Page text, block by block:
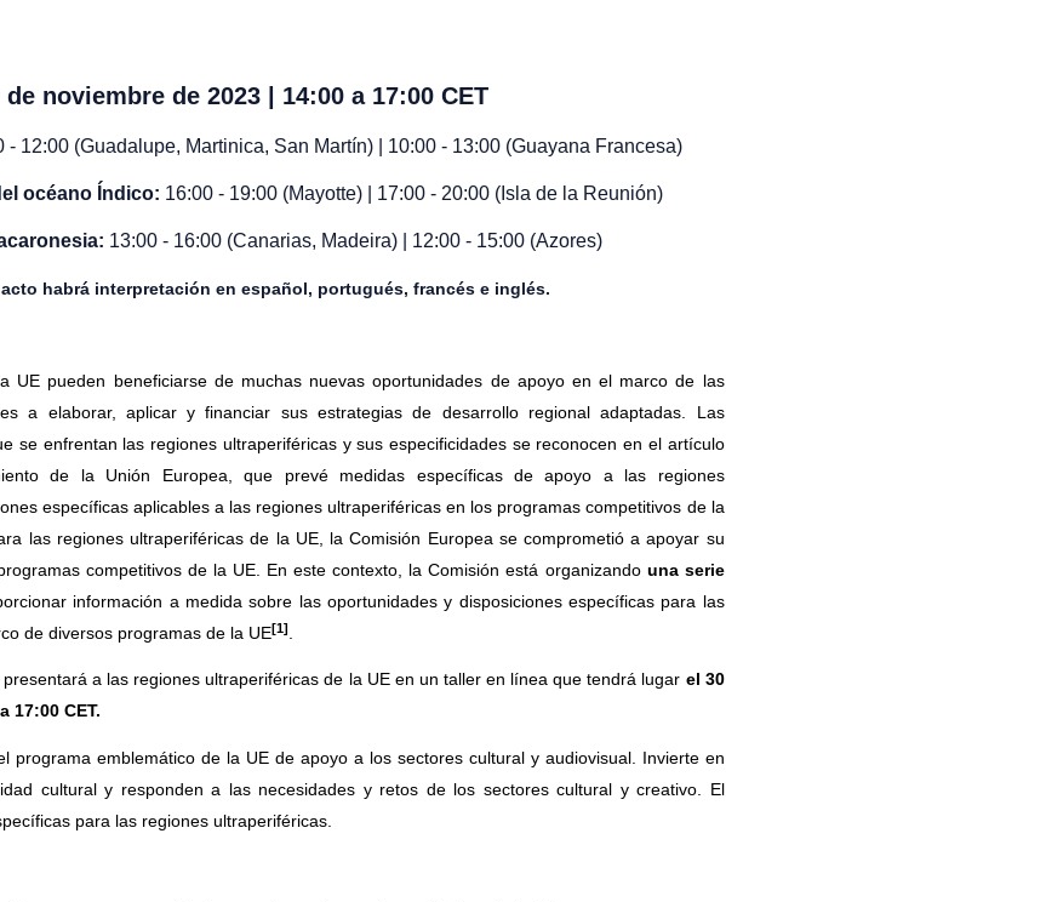
de noviembre de 2023 | 14:00 a 17:00 CET
- 12:00 (Guadalupe, Martinica, San Martín) | 10:00 - 13:00 (Guayana Francesa)
océano Índico: 16:00 - 19:00 (Mayotte) | 17:00 - 20:00 (Isla de la Reunión)
13:00 - 16:00 (Canarias, Madeira) | 12:00 - 15:00 (Azores)
habrá interpretación en español, portugués, francés e inglés.
UE pueden beneficiarse de muchas nuevas oportunidades de apoyo en el marco de las
a elaborar, aplicar y financiar sus estrategias de desarrollo regional adaptadas. Las
se enfrentan las regiones ultraperiféricas y sus especificidades se reconocen en el artículo
de la Unión Europea, que prevé medidas específicas de apoyo a las regiones
específicas aplicables a las regiones ultraperiféricas en los programas competitivos de la
las regiones ultraperiféricas de la UE, la Comisión Europea se comprometió a apoyar su
competitivos de la UE. En este contexto, la Comisión está organizando una serie
información a medida sobre las oportunidades y disposiciones específicas para las
de diversos programas de la UE[1]
presentará a las regiones ultraperiféricas de la UE en un taller en línea que tendrá lugar el 30
17:00 CET.
programa emblemático de la UE de apoyo a los sectores cultural y audiovisual. Invierte en
cultural y responden a las necesidades y retos de los sectores cultural y creativo. El
para las regiones ultraperiféricas.